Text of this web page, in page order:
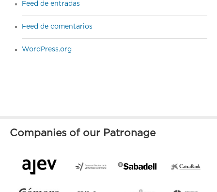
Feed de entradas
Feed de comentarios
WordPress.org
Companies of our Patronage